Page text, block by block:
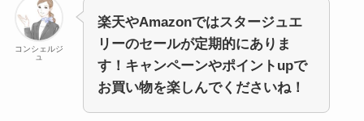
コンシェルジ
ュ
楽天やAmazonではスタージュエ
リーのセールが定期的にありま
す！キャンペーンやポイントupで
お買い物を楽しんでくださいね！